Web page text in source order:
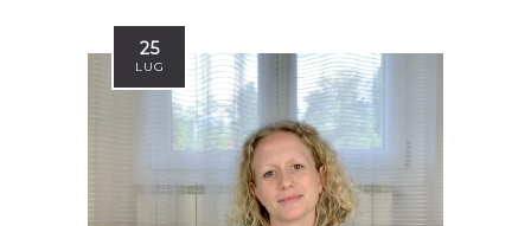
25
LUG